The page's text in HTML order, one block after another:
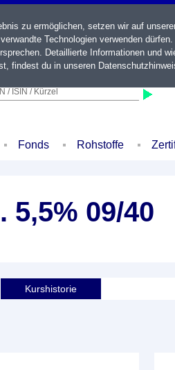
/ ISIN / Kürzel
Fonds Rohstoffe
09/40
Kurshistorie
zu ermöglichen, setzen wir auf
Technologien verwenden
Detaillierte Informationen und
findest du in unseren